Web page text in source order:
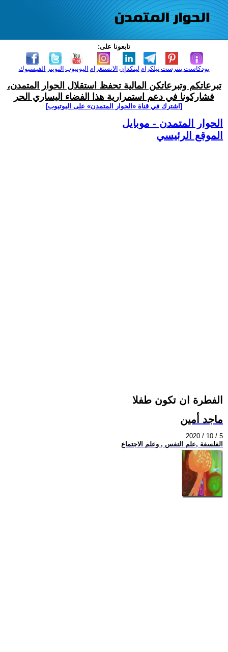
تابعونا على:
الفيسبوك التويتر اليوتيوب الانستغرام لينكدإن تيلكرامبنترست بودكاست
تبرعاتكم وتبرعاتكن المالية تحفظ استقلال الحوار المتمدن،
فشاركونا في دعم استمرارية هذا الفضاء اليساري الحر
[اشترك في قناة ‫«الحوار المتمدن» على اليوتيوب]
الحوار المتمدن - موبايل
الموقع الرئيسي
الفطرة ان تكون طفلا
ماجد أمين
2020 / 10 / 5
الفلسفة ,علم النفس , وعلم الاجتماع